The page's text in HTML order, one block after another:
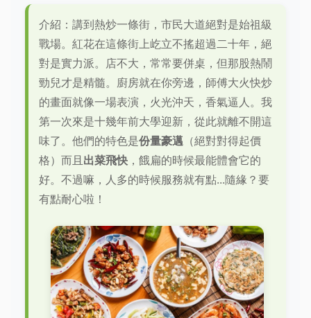
介紹：講到熱炒一條街，市民大道絕對是始祖級
戰場。紅花在這條街上屹立不搖超過二十年，絕
對是實力派。店不大，常常要併桌，但那股熱鬧
勁兒才是精髓。廚房就在你旁邊，師傅大火快炒
的畫面就像一場表演，火光沖天，香氣逼人。我
第一次來是十幾年前大學迎新，從此就離不開這
味了。他們的特色是份量豪邁 （絕對對得起價
格）而且 出菜飛快 ，餓扁的時候最能體會它的
好。不過嘛，人多的時候服務就有點...隨緣？要
有點耐心啦！